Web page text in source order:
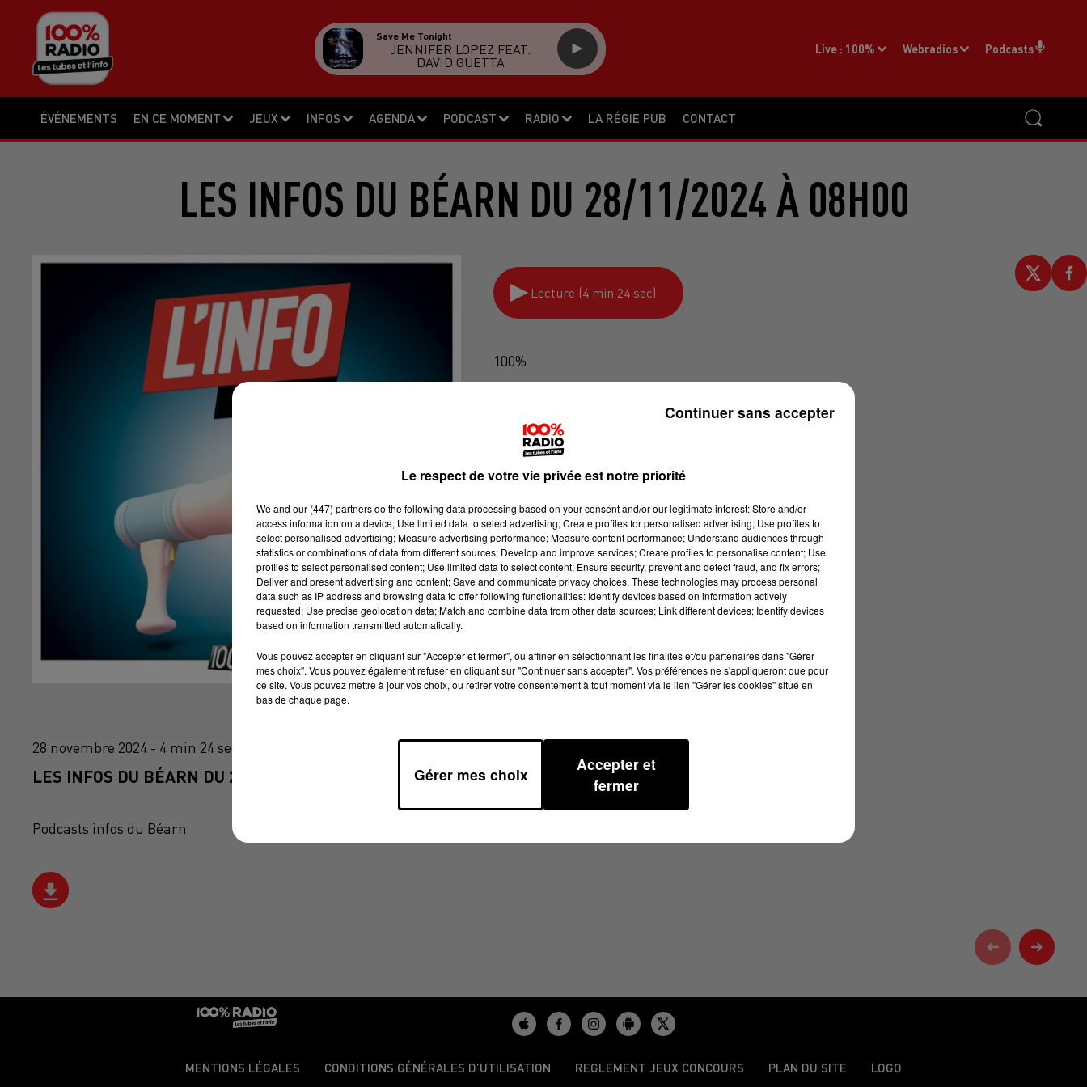
ÉVÉNEMENTS EN CE MOMENT JEUX INFOS AGENDA PODCAST RADIO LA RÉGIE PUB CONTACT
Live : 100% Webradios Podcasts
Save Me Tonight
JENNIFER LOPEZ FEAT.
DAVID GUETTA
LES INFOS DU BÉARN DU 28/11/2024 À 08H00
Lecture (4 min 24 sec)
100%
28 novembre 2024 - 4 min 24 sec
LES INFOS DU BÉARN DU 28/11/2024 À 08H00
Podcasts infos du Béarn
MENTIONS LÉGALES CONDITIONS GÉNÉRALES D’UTILISATION REGLEMENT JEUX CONCOURS PLAN DU SITE LOGO
Le respect de votre vie privée est notre priorité
We and our (447) partnersdo the following data processing based on your consent and/or our legitimate interest: Store and/or
access information on a device; Use limited data to select advertising; Create profiles for personalised advertising; Use profiles to
select personalised advertising; Measure advertising performance; Measure content performance; Understand audiences through
statistics or combinations of data from different sources; Develop and improve services; Create profiles to personalise content; Use
profiles to select personalised content; Use limited data to select content; Ensure security, prevent and detect fraud, and fix errors;
Deliver and present advertising and content; Save and communicate privacy choices. These technologies may process personal
data such as IP address and browsing data to offer following functionalities: Identify devices based on information actively
requested; Use precise geolocation data; Match and combine data from other data sources; Link different devices; Identify devices
based on information transmitted automatically.
Vous pouvez accepter en cliquant sur "Accepter et fermer", ou affiner en sélectionnant les finalités et/ou partenaires dans "Gérer
mes choix". Vous pouvez également refuser en cliquant sur "Continuer sans accepter". Vos préférences ne s'appliqueront que pour
ce site. Vous pouvez mettre à jour vos choix, ou retirer votre consentement à tout moment via le lien "Gérer les cookies" situé en
bas de chaque page.
Gérer mes choix
Accepter et
fermer
Continuer sans accepter